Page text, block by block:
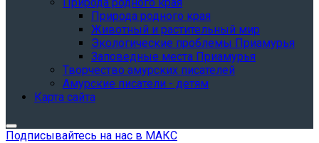
Природа родного края
Животный и растительный мир
Экологические проблемы Приамурья
Заповедные места Приамурья
Творчество амурских писателей
Амурские писатели - детям
Карта сайта
Подписывайтесь на нас в МАКС